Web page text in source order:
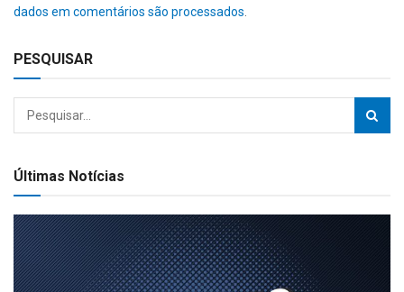
dados em comentários são processados
PESQUISAR
Últimas Notícias